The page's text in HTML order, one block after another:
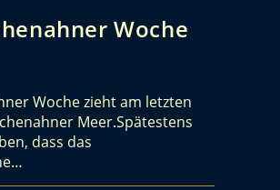
Woche
Woche zieht am letzten
Meer.Spätestens
dass das